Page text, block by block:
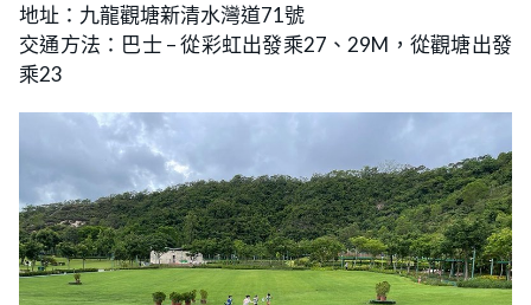
地址：九龍觀塘新清水灣道71號
交通方法：巴士 – 從彩虹出發乘27、29M，從觀塘出發
乘23